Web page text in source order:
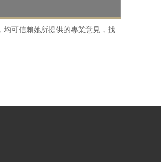
可信賴她所提供的專業意見，找